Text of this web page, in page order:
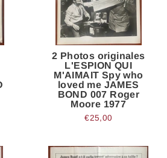
2 Photos originales
L'ESPION QUI
M'AIMAIT Spy who
loved me JAMES
BOND 007 Roger
Moore 1977
€25,00